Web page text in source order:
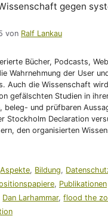
gegen
von Ralf Lankau
Bücher, Podcasts,
Wahrnehmung der User
Auch die Wissenschaft
gefälschten Studien in
beleg- und prüfbaren
Stockholm Declaration
den organisierten
Aspekte, Bildung,
, Publikationen
Dan Larhammar,flood the